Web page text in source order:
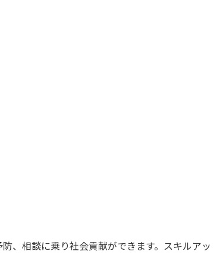
、相談に乗り社会貢献ができます。スキルアッ